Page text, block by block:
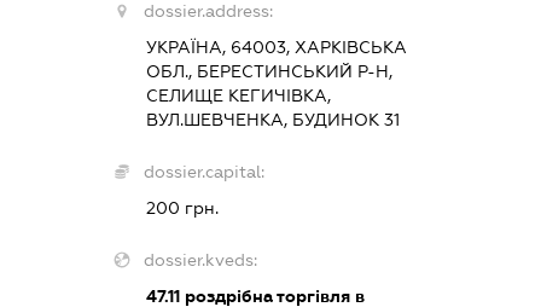
dossier.address:
УКРАЇНА, 64003, ХАРКІВСЬКА
ОБЛ., БЕРЕСТИНСЬКИЙ Р-Н,
СЕЛИЩЕ КЕГИЧІВКА,
ВУЛ.ШЕВЧЕНКА, БУДИНОК 31
dossier.capital:
200 грн.
dossier.kveds:
47.11 роздрібна торгівля в